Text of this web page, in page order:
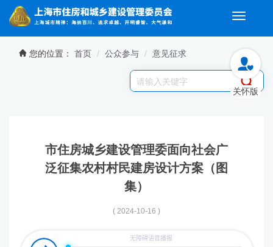
无障碍操作说明 跳转到网站导航区 跳转到主要内容区域
Toggle
您的位置： 首页 公众参与 意见征求
市住房城乡建设管理委面向社会广
泛征集农村村民建房设计方案（图
集）
( 2024-10-16 )
关怀版